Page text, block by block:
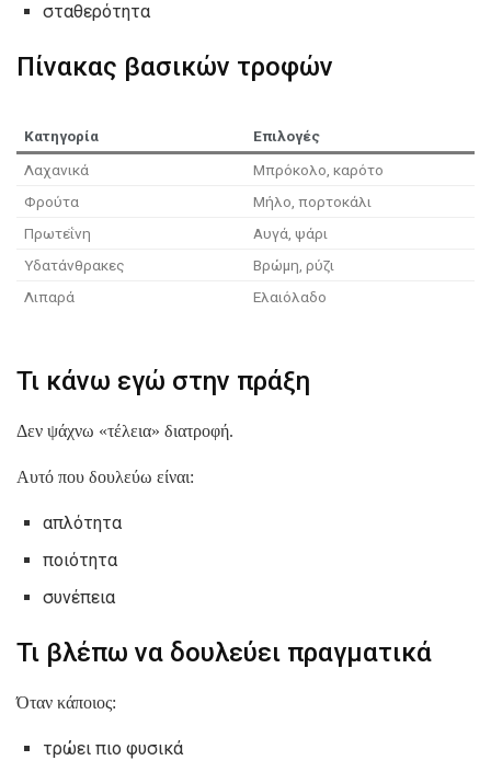
σταθερότητα
Πίνακας βασικών τροφών
Κατηγορία
Επιλογές
Λαχανικά
Μπρόκολο, καρότο
Φρούτα
Μήλο, πορτοκάλι
Πρωτεΐνη
Αυγά, ψάρι
Υδατάνθρακες
Βρώμη, ρύζι
Λιπαρά
Ελαιόλαδο
Τι κάνω εγώ στην πράξη
Δεν ψάχνω «τέλεια» διατροφή.
Αυτό που δουλεύω είναι:
απλότητα
ποιότητα
συνέπεια
Τι βλέπω να δουλεύει πραγματικά
Όταν κάποιος:
τρώει πιο φυσικά